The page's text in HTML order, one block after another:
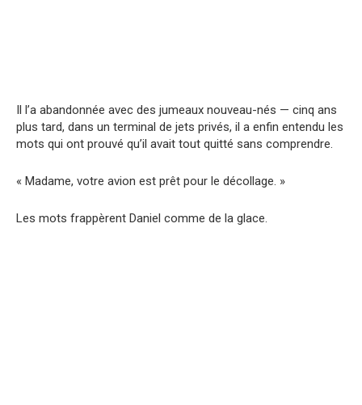
Il l’a abandonnée avec des jumeaux nouveau-nés — cinq ans
plus tard, dans un terminal de jets privés, il a enfin entendu les
mots qui ont prouvé qu’il avait tout quitté sans comprendre.
« Madame, votre avion est prêt pour le décollage. »
Les mots frappèrent Daniel comme de la glace.